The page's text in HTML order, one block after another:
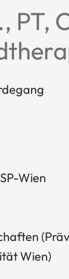
PT,
Wien
Wien)